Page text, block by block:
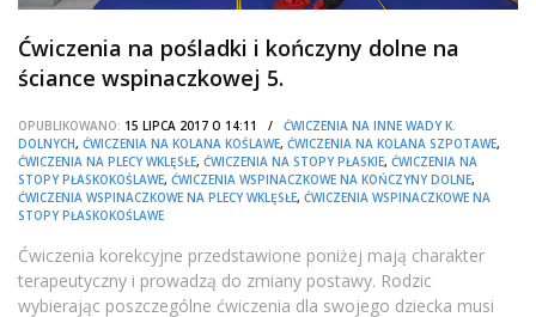
Ćwiczenia na pośladki i kończyny dolne na
ściance wspinaczkowej 5.
OPUBLIKOWANO: 15 LIPCA 2017 O 14:11 / ĆWICZENIA NA INNE WADY K.
DOLNYCH, ĆWICZENIA NA KOLANA KOŚLAWE, ĆWICZENIA NA KOLANA SZPOTAWE,
ĆWICZENIA NA PLECY WKLĘSŁE, ĆWICZENIA NA STOPY PŁASKIE, ĆWICZENIA NA
STOPY PŁASKOKOŚLAWE, ĆWICZENIA WSPINACZKOWE NA KOŃCZYNY DOLNE,
ĆWICZENIA WSPINACZKOWE NA PLECY WKLĘSŁE, ĆWICZENIA WSPINACZKOWE NA
STOPY PŁASKOKOŚLAWE
Ćwiczenia korekcyjne przedstawione poniżej mają charakter
terapeutyczny i prowadzą do zmiany postawy. Rodzic
wybierając poszczególne ćwiczenia dla swojego dziecka musi